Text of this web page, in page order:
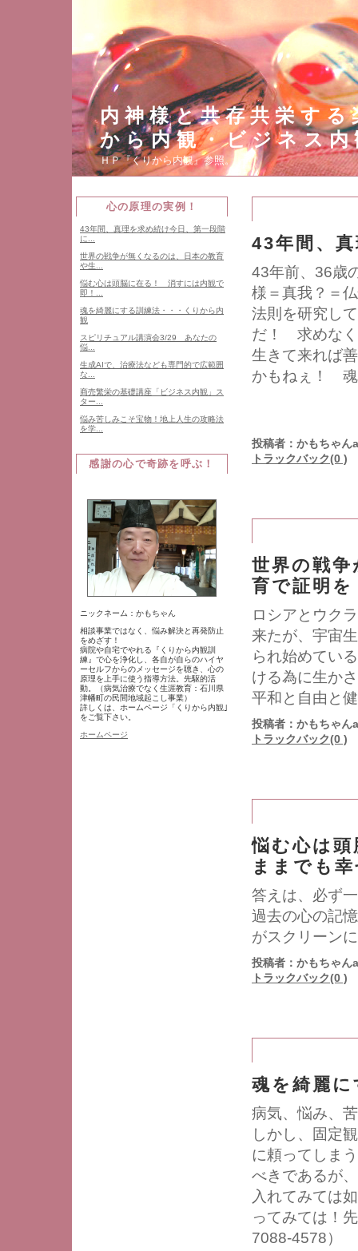
内神様と共存共栄す
から内観・ビジネス内
ＨＰ『くりから内観』参照。
心の原理の実例！
43年間、真理を求め続け今日、第一段階
に...
世界の戦争が無くなるのは、日本の教育
や生...
悩む心は頭脳に在る！ 消すには内観で
即！...
魂を綺麗にする訓練法・・・くりから内
観
スピリチュアル講演会3/29 あなたの
悩...
生成AIで、治療法なども専門的で広範囲
な...
商売繁栄の基礎講座「ビジネス内観」ス
ター...
悩み苦しみこそ宝物！地上人生の攻略法
を学...
感謝の心で奇跡を呼ぶ！
ニックネーム：かもちゃん
相談事業ではなく、悩み解決と再発防止
をめざす！
病院や自宅でやれる『くりから内観訓
練』で心を浄化し、各自が自らのハイヤ
ーセルフからのメッセージを聴き、心の
原理を上手に使う指導方法。先駆的活
動。（病気治療でなく生涯教育：石川県
津幡町の民間地域起こし事業）
詳しくは、ホームページ「くりから内観｣
をご覧下さい。
ホームページ
43年間、
43年前、36歳
様＝真我？＝
法則を研究し
だ！ 求めなく
生きて来れば
かもねぇ！ 魂
投稿者：かもちゃ
トラックバック(0 )
世界の戦
育で証明を
ロシアとウク
来たが、宇宙
られ始めてい
ける為に生か
平和と自由と
投稿者：かもちゃ
トラックバック(0 )
悩む心は
ままでも
答えは、必ず
過去の心の記
がスクリーン
投稿者：かもちゃ
トラックバック(0 )
魂を綺麗
病気、悩み、
しかし、固定
に頼ってしま
べきであるが
入れてみては
ってみては！
7088-4578）